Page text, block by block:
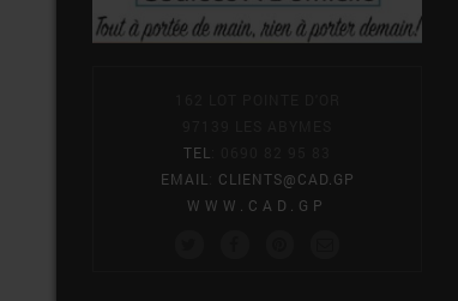
TEL
EMAIL
CLIENTS@CAD.GP
WWW.CAD.GP